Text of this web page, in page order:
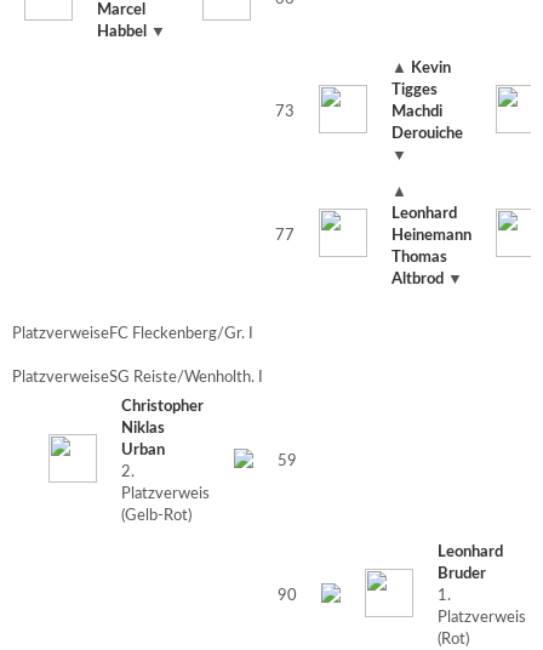
Marcel
Habbel
▼
73
▲
Kevin
Tigges
Machdi
Derouiche
▼
77
▲
Leonhard
Heinemann
Thomas
Altbrod ▼
PlatzverweiseFC Fleckenberg/Gr. I
PlatzverweiseSG Reiste/Wenholth. I
Christopher
Niklas
Urban
2.
Platzverweis
(Gelb-Rot)
59
90
Leonhard
Bruder
1.
Platzverweis
(Rot)